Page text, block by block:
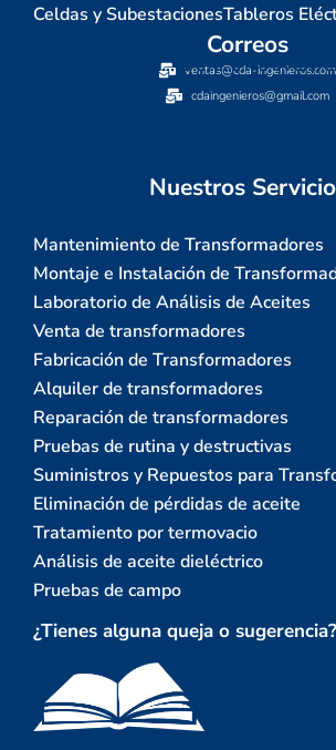
Celdas y SubestacionesTableros
Correos
ventas@cda-ingenieros.com
cdaingenieros@gmail.com
Nuestros
Mantenimiento de Transformadores
Montaje e Instalación de
Laboratorio de Análisis de Aceites
Venta de transformadores
Fabricación de Transformadores
Alquiler de transformadores
Reparación de transformadores
Pruebas de rutina y destructivas
Suministros y Repuestos para
Eliminación de pérdidas de aceite
Tratamiento por termovacio
Análisis de aceite dieléctrico
Pruebas de campo
¿Tienes alguna queja o sugerencia?